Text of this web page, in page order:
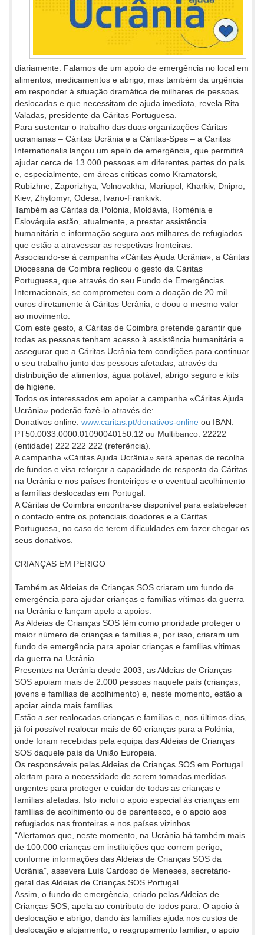
diariamente. Falamos de um apoio de emergência no local em
alimentos, medicamentos e abrigo, mas também da urgência
em responder à situação dramática de milhares de pessoas
deslocadas e que necessitam de ajuda imediata, revela Rita
Valadas, presidente da Cáritas Portuguesa.
Para sustentar o trabalho das duas organizações Cáritas
ucranianas – Cáritas Ucrânia e a Cáritas-Spes – a Caritas
Internationalis lançou um apelo de emergência, que permitirá
ajudar cerca de 13.000 pessoas em diferentes partes do país
e, especialmente, em áreas críticas como Kramatorsk,
Rubizhne, Zaporizhya, Volnovakha, Mariupol, Kharkiv, Dnipro,
Kiev, Zhytomyr, Odesa, Ivano-Frankivk.
Também as Cáritas da Polónia, Moldávia, Roménia e
Eslováquia estão, atualmente, a prestar assistência
humanitária e informação segura aos milhares de refugiados
que estão a atravessar as respetivas fronteiras.
Associando-se à campanha «Cáritas Ajuda Ucrânia», a Cáritas
Diocesana de Coimbra replicou o gesto da Cáritas
Portuguesa, que através do seu Fundo de Emergências
Internacionais, se comprometeu com a doação de 20 mil
euros diretamente à Cáritas Ucrânia, e doou o mesmo valor
ao movimento.
Com este gesto, a Cáritas de Coimbra pretende garantir que
todas as pessoas tenham acesso à assistência humanitária e
assegurar que a Cáritas Ucrânia tem condições para continuar
o seu trabalho junto das pessoas afetadas, através da
distribuição de alimentos, água potável, abrigo seguro e kits
de higiene.
Todos os interessados em apoiar a campanha «Cáritas Ajuda
Ucrânia» poderão fazê-lo através de:
Donativos online: www.caritas.pt/donativos-online ou IBAN:
PT50.0033.0000.01090040150.12 ou Multibanco: 22222
(entidade) 222 222 222 (referência).
A campanha «Cáritas Ajuda Ucrânia» será apenas de recolha
de fundos e visa reforçar a capacidade de resposta da Cáritas
na Ucrânia e nos países fronteiriços e o eventual acolhimento
a famílias deslocadas em Portugal.
A Cáritas de Coimbra encontra-se disponível para estabelecer
o contacto entre os potenciais doadores e a Cáritas
Portuguesa, no caso de terem dificuldades em fazer chegar os
seus donativos.
CRIANÇAS EM PERIGO
Também as Aldeias de Crianças SOS criaram um fundo de
emergência para ajudar crianças e famílias vítimas da guerra
na Ucrânia e lançam apelo a apoios.
As Aldeias de Crianças SOS têm como prioridade proteger o
maior número de crianças e famílias e, por isso, criaram um
fundo de emergência para apoiar crianças e famílias vítimas
da guerra na Ucrânia.
Presentes na Ucrânia desde 2003, as Aldeias de Crianças
SOS apoiam mais de 2.000 pessoas naquele país (crianças,
jovens e famílias de acolhimento) e, neste momento, estão a
apoiar ainda mais famílias.
Estão a ser realocadas crianças e famílias e, nos últimos dias,
já foi possível realocar mais de 60 crianças para a Polónia,
onde foram recebidas pela equipa das Aldeias de Crianças
SOS daquele país da União Europeia.
Os responsáveis pelas Aldeias de Crianças SOS em Portugal
alertam para a necessidade de serem tomadas medidas
urgentes para proteger e cuidar de todas as crianças e
famílias afetadas. Isto inclui o apoio especial às crianças em
famílias de acolhimento ou de parentesco, e o apoio aos
refugiados nas fronteiras e nos países vizinhos.
“Alertamos que, neste momento, na Ucrânia há também mais
de 100.000 crianças em instituições que correm perigo,
conforme informações das Aldeias de Crianças SOS da
Ucrânia”, assevera Luís Cardoso de Meneses, secretário-
geral das Aldeias de Crianças SOS Portugal.
Assim, o fundo de emergência, criado pelas Aldeias de
Crianças SOS, apela ao contributo de todos para: O apoio à
deslocação e abrigo, dando às famílias ajuda nos custos de
deslocação e alojamento; o reagrupamento familiar; o apoio